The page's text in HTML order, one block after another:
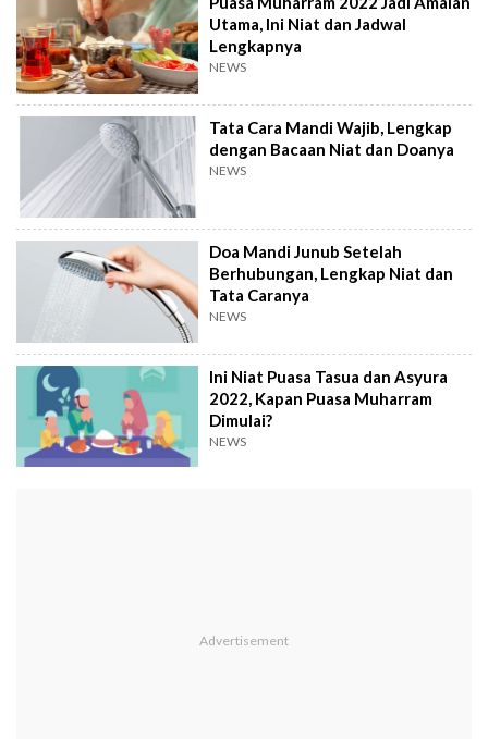
Utama, Ini Niat dan Jadwal
Lengkapnya
NEWS
Tata Cara Mandi Wajib, Lengkap
dengan Bacaan Niat dan Doanya
NEWS
Doa Mandi Junub Setelah
Berhubungan, Lengkap Niat dan
Tata Caranya
NEWS
Ini Niat Puasa Tasua dan Asyura
2022, Kapan Puasa Muharram
Dimulai?
NEWS